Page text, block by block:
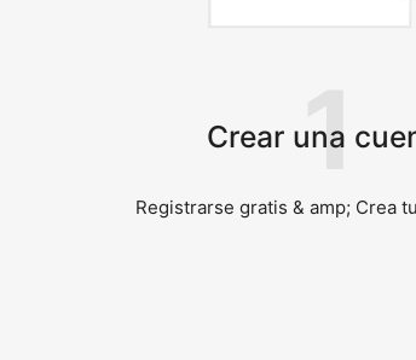
Crear una
1
Registrarse gratis & amp; Crea